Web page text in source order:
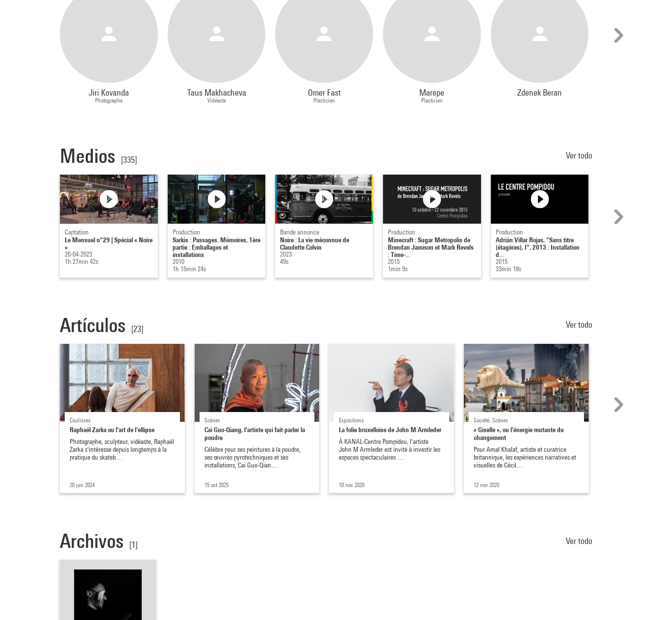
Jiri Kovanda
Photographe
Taus Makhacheva
Vidéaste
Omer Fast
Plasticien
Marepe
Plasticien
Zdenek Beran
Medios [335] Ver todo
Captation
Le Mensuel n°29 | Spécial « Noire
»
20-04-2023
1h 27min 42s
Production
Sarkis : Passages. Mémoires, 1ère
partie : Emballages et
installations
2010
1h 15min 24s
Bande annonce
Noire : La vie méconnue de
Claudette Colvin
2023
49s
Production
Minecraft : Sugar Metropolis de
Brendan Jamison et Mark Revels
: Time-...
2015
1min 9s
Production
Adrián Villar Rojas, "Sans titre
(étagères), I", 2013 : Installation
d...
2015
33min 18s
Artículos [23] Ver todo
Coulisses
Raphaël Zarka ou l'art de l'ellipse
Photographe, sculpteur, vidéaste, Raphaël
Zarka s'intéresse depuis longtemps à la
pratique du skateb…
20 jun 2024
Scènes
Cai Guo-Qiang, l'artiste qui fait parler la
poudre
Célèbre pour ses peintures à la poudre,
ses œuvres pyrotechniques et ses
installations, Cai Guo-Qian…
15 oct 2025
Expositions
La folie bruxelloise de John M Armleder
À KANAL-Centre Pompidou, l'artiste
John M Armleder est invité à investir les
espaces spectaculaires …
10 nov 2020
Société, Scènes
« Giselle », ou l'énergie mutante du
changement
Pour Amal Khalaf, artiste et curatrice
britannique, les expériences narratives et
visuelles de Cécil…
12 nov 2020
Archivos [1] Ver todo